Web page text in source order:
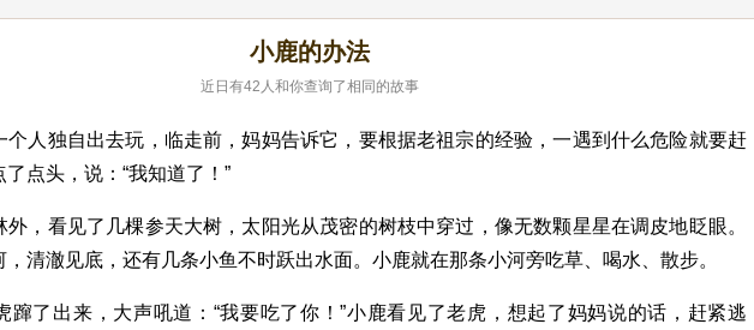
小鹿的办法
近日有42 人和你查询了相同的故事
个人独自出去玩，临走前，妈妈告诉它，要根据老祖宗的经验，一遇到什么危险就要赶
点头，说：“我知道了！”
外，看见了几棵参天大树，太阳光从茂密的树枝中穿过，像无数颗星星在调皮地眨眼。
清澈见底，还有几条小鱼不时跃出水面。小鹿就在那条小河旁吃草、喝水、散步。
蹿了出来，大声吼道：“我要吃了你！”小鹿看见了老虎，想起了妈妈说的话，赶紧逃